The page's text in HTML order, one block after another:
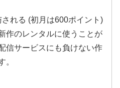
れる (初月は600ポイント)
作のレンタルに使うことが
信サービスにも負けない作
。